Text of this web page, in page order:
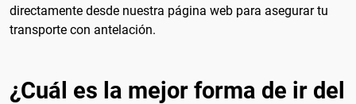
directamente desde nuestra página web para asegurar tu
transporte con antelación.
¿Cuál es la mejor forma de ir del